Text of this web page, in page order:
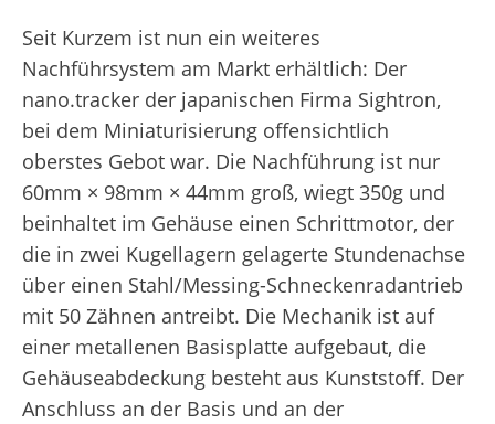
Seit Kurzem ist nun ein weiteres
Nachführsystem am Markt erhältlich: Der
nano.tracker der japanischen Firma Sightron,
bei dem Miniaturisierung offensichtlich
oberstes Gebot war. Die Nachführung ist nur
60mm × 98mm × 44mm groß, wiegt 350g und
beinhaltet im Gehäuse einen Schrittmotor, der
die in zwei Kugellagern gelagerte Stundenachse
über einen Stahl/Messing-Schneckenradantrieb
mit 50 Zähnen antreibt. Die Mechanik ist auf
einer metallenen Basisplatte aufgebaut, die
Gehäuseabdeckung besteht aus Kunststoff. Der
Anschluss an der Basis und an der